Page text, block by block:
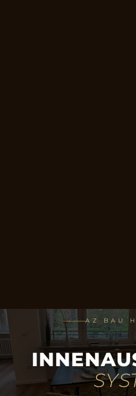
AZ BAU